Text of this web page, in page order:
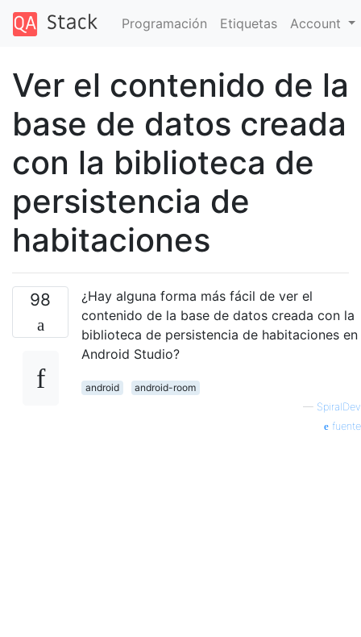
Programación Etiquetas Account
Ver el contenido de la
base de datos creada
con la biblioteca de
persistencia de
habitaciones
98
¿Hay alguna forma más fácil de ver el
contenido de la base de datos creada con la
biblioteca de persistencia de habitaciones en
Android Studio?
android
android-room
— SpiralDev
fuente